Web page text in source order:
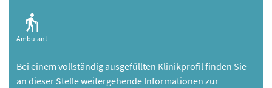
Ambulant
Bei einem vollständig ausgefüllten Klinikprofil finden Sie
an dieser Stelle weitergehende Informationen zur